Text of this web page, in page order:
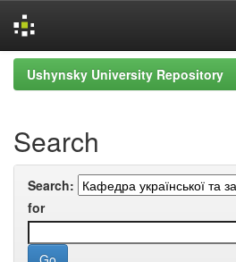
Skip
navigation
Ushynsky University Repository
Search
Search:
for